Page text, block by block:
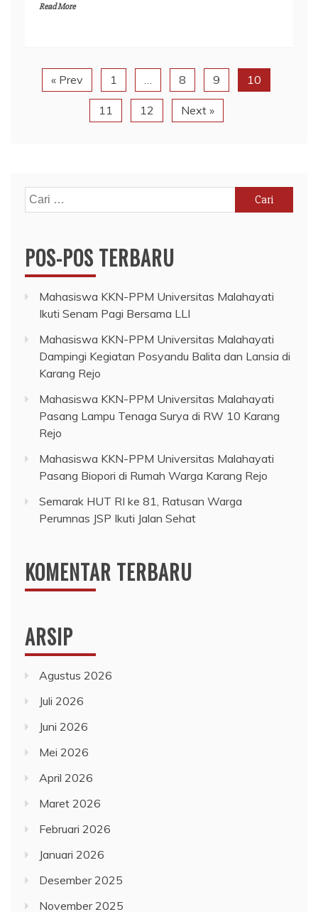
Read More
« Prev 1 8 9 10
11 12 Next »
Cari
untuk:
POS-POS TERBARU
Mahasiswa KKN-PPM Universitas Malahayati
Ikuti Senam Pagi Bersama LLI
Mahasiswa KKN-PPM Universitas Malahayati
Dampingi Kegiatan Posyandu Balita dan Lansia di
Karang Rejo
Mahasiswa KKN-PPM Universitas Malahayati
Pasang Lampu Tenaga Surya di RW 10 Karang
Rejo
Mahasiswa KKN-PPM Universitas Malahayati
Pasang Biopori di Rumah Warga Karang Rejo
Semarak HUT RI ke 81, Ratusan Warga
Perumnas JSP Ikuti Jalan Sehat
KOMENTAR TERBARU
ARSIP
Agustus 2026
Juli 2026
Juni 2026
Mei 2026
April 2026
Maret 2026
Februari 2026
Januari 2026
Desember 2025
November 2025